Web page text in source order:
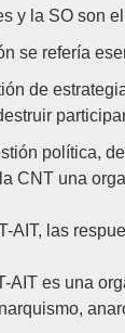
y la SO son
se refería
de
política,
CNT una
AIT, las
AIT es una